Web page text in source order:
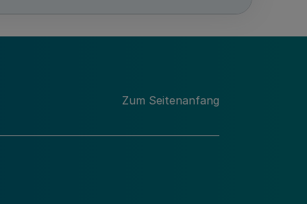
Männern für das Land
Zum Seitenanfang